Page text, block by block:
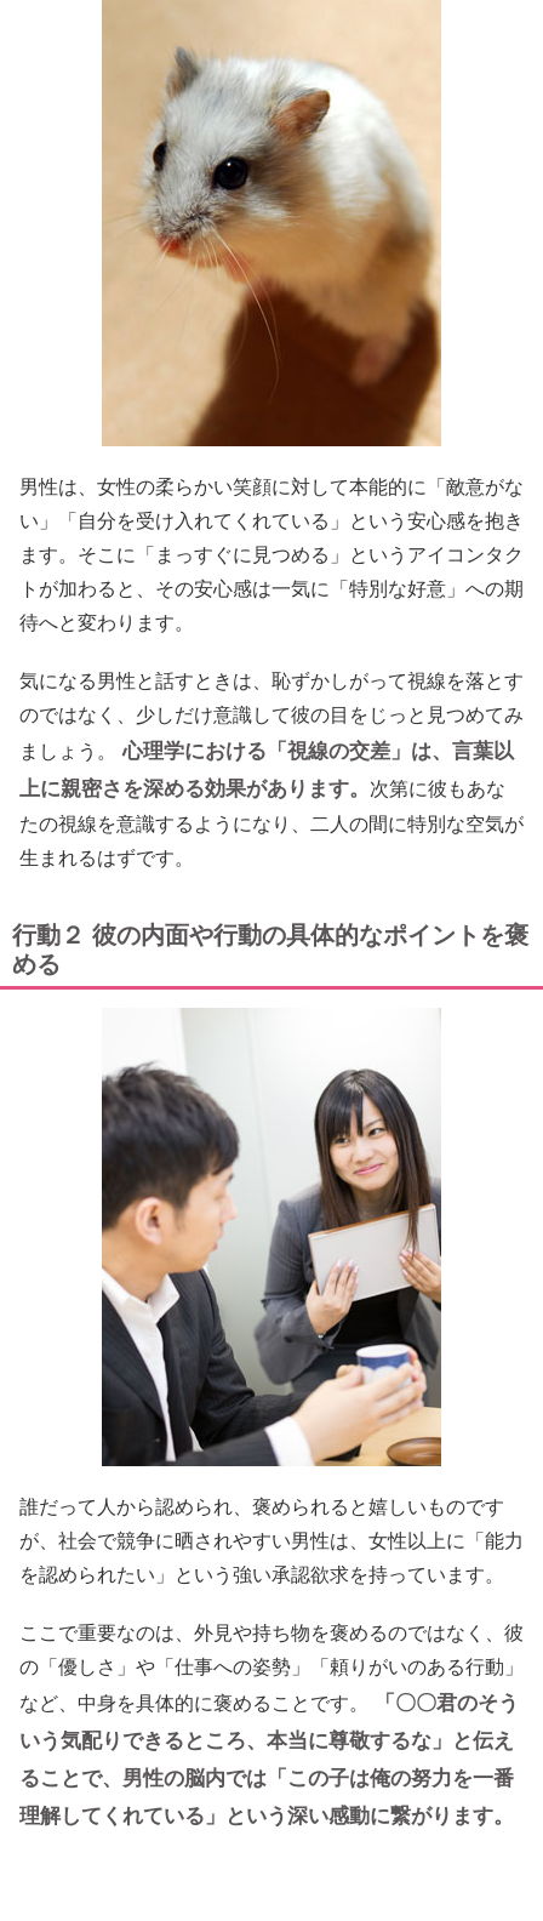
男性は、女性の柔らかい笑顔に対して本能的に「敵意がな
い」「自分を受け入れてくれている」という安心感を抱き
ます。そこに「まっすぐに見つめる」というアイコンタク
トが加わると、その安心感は一気に「特別な好意」への期
待へと変わります。
気になる男性と話すときは、恥ずかしがって視線を落とす
のではなく、少しだけ意識して彼の目をじっと見つめてみ
ましょう。
心理学における「視線の交差」は、言葉以
上に親密さを深める効果があります。
次第に彼もあな
たの視線を意識するようになり、二人の間に特別な空気が
生まれるはずです。
行動２ 彼の内面や行動の具体的なポイントを褒
める
誰だって人から認められ、褒められると嬉しいものです
が、社会で競争に晒されやすい男性は、女性以上に「能力
を認められたい」という強い承認欲求を持っています。
ここで重要なのは、外見や持ち物を褒めるのではなく、彼
の「優しさ」や「仕事への姿勢」「頼りがいのある行動」
など、中身を具体的に褒めることです。
「〇〇君のそう
いう気配りできるところ、本当に尊敬するな」と伝え
ることで、男性の脳内では「この子は俺の努力を一番
理解してくれている」という深い感動に繋がります。